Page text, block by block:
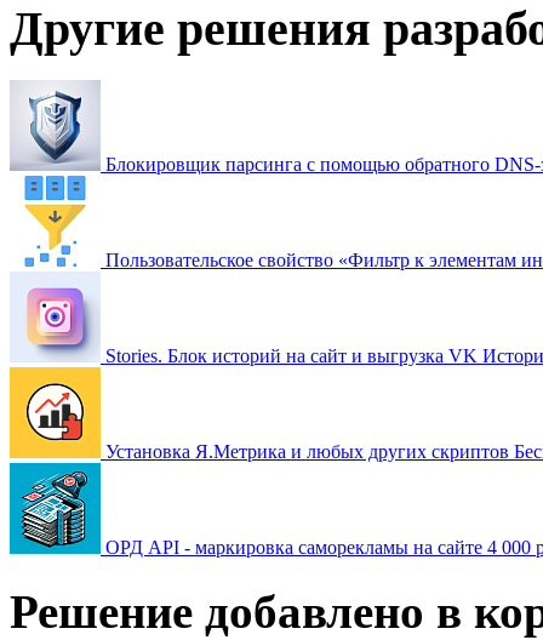
Другие решения
Блокировщик парсинга с помощью обратного DNS-
Пользовательское свойство «Фильтр к элементам
Stories. Блок историй на сайт и выгрузка VK
Установка Я.Метрика и любых других скриптов
ОРД API - маркировка саморекламы на сайте 4 000
Решение добавлено в